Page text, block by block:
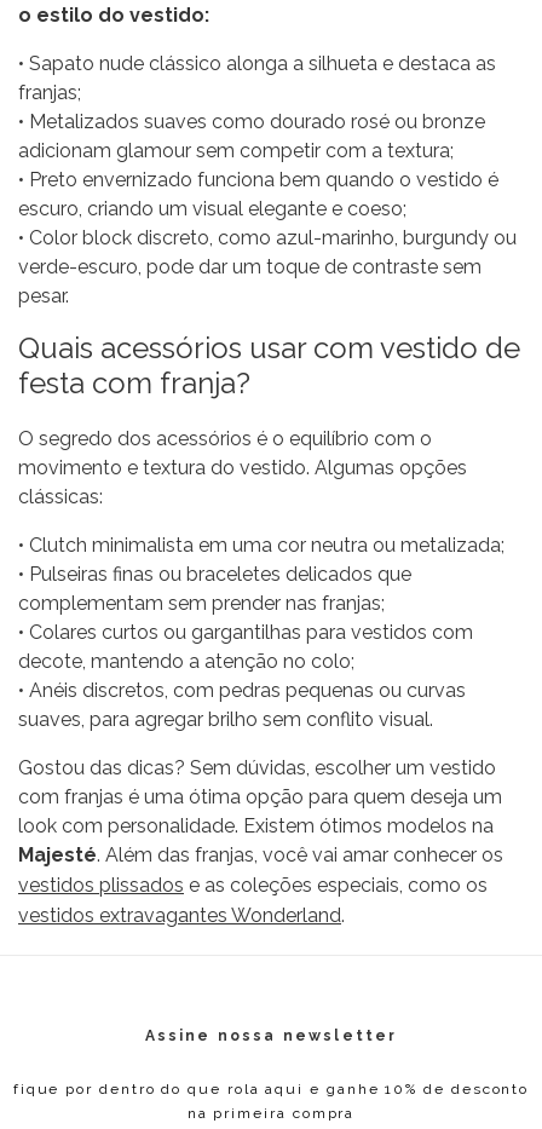
o estilo do vestido:
• Sapato nude clássico alonga a silhueta e destaca as
franjas;
• Metalizados suaves como dourado rosé ou bronze
adicionam glamour sem competir com a textura;
• Preto envernizado funciona bem quando o vestido é
escuro, criando um visual elegante e coeso;
• Color block discreto, como azul-marinho, burgundy ou
verde-escuro, pode dar um toque de contraste sem
pesar.
Quais acessórios usar com vestido de
festa com franja?
O segredo dos acessórios é o equilíbrio com o
movimento e textura do vestido. Algumas opções
clássicas:
• Clutch minimalista em uma cor neutra ou metalizada;
• Pulseiras finas ou braceletes delicados que
complementam sem prender nas franjas;
• Colares curtos ou gargantilhas para vestidos com
decote, mantendo a atenção no colo;
• Anéis discretos, com pedras pequenas ou curvas
suaves, para agregar brilho sem conflito visual.
Gostou das dicas? Sem dúvidas, escolher um vestido
com franjas é uma ótima opção para quem deseja um
look com personalidade. Existem ótimos modelos na
Majesté. Além das franjas, você vai amar conhecer os
vestidos plissados e as coleções especiais, como os
vestidos extravagantes Wonderland.
Assine nossa newsletter
fique por dentro do que rola aqui e ganhe 10% de desconto
na primeira compra